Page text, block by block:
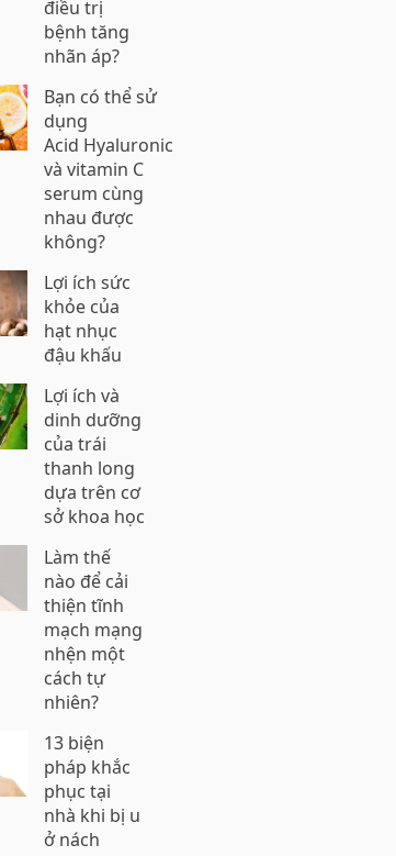
điều trị
bệnh tăng
nhãn áp?
Bạn có thể sử
dụng
Acid Hyaluronic
và vitamin C
serum cùng
nhau được
không?
Lợi ích sức
khỏe của
hạt nhục
đậu khấu
Lợi ích và
dinh dưỡng
của trái
thanh long
dựa trên cơ
sở khoa học
Làm thế
nào để cải
thiện tĩnh
mạch mạng
nhện một
cách tự
nhiên?
13 biện
pháp khắc
phục tại
nhà khi bị u
ở nách